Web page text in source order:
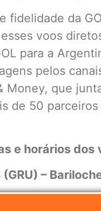
fidelidade da
voos
para a
pelos
Money, que
de 50
e horários dos
(GRU) –